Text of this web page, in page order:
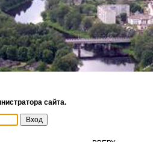
сайта.